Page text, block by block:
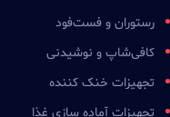
رستوران و فست‌فود
کافی‌شاپ و نوشیدنی
تجهیزات خنک کننده
تجهیزات آماده سازی غذا